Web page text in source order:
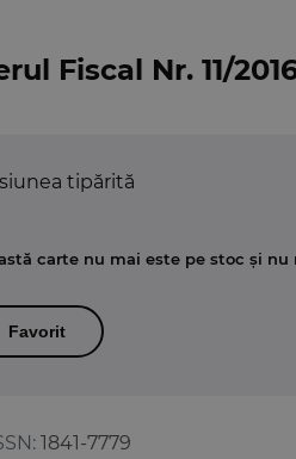
Fiscal Nr. 11/
1841-7779
tipărită
carte nu mai este pe stoc și
Favorit